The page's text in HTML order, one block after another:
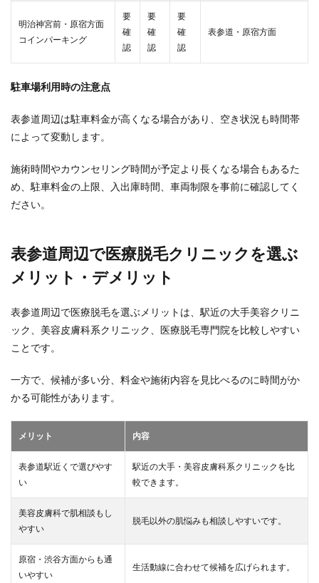
明治神宮前・原宿方面
コインパーキング
要
確
認
要
確
認
要
確
認
表参道・原宿方面
駐車場利用時の注意点
表参道周辺は駐車料金が高くなる場合があり、空き状況も時間帯
によって変動します。
施術時間やカウンセリング時間が予定より長くなる場合もあるた
め、駐車料金の上限、入出庫時間、車両制限を事前に確認してく
ださい。
表参道周辺で医療脱毛クリニックを選ぶ
メリット・デメリット
表参道周辺で医療脱毛を選ぶメリットは、駅近の大手美容クリニ
ック、美容皮膚科系クリニック、医療脱毛専門院を比較しやすい
ことです。
一方で、候補が多い分、料金や施術内容を見比べるのに時間がか
かる可能性があります。
メリット 内容
表参道駅近くで選びやす
い
駅近の大手・美容皮膚科系クリニックを比
較できます。
美容皮膚科で肌相談もし
やすい
脱毛以外の肌悩みも相談しやすいです。
原宿・渋谷方面からも通
いやすい
生活動線に合わせて候補を広げられます。